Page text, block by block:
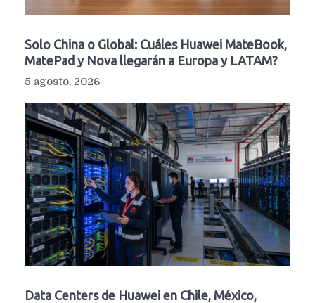
Solo China o Global: Cuáles Huawei MateBook,
MatePad y Nova llegarán a Europa y LATAM?
5 agosto, 2026
Data Centers de Huawei en Chile, México,